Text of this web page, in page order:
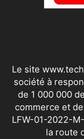
Le site
société à
de 1 000 000
commerce et
LFW-01-2022-
la route